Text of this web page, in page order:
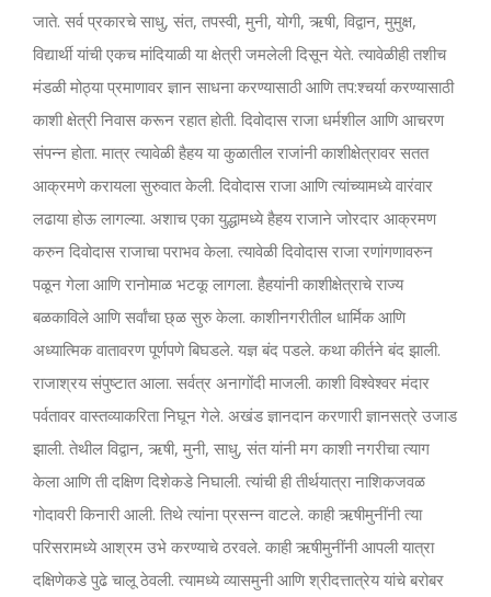
जाते. सर्व प्रकारचे साधु, संत, तपस्वी, मुनी, योगी, ऋषी, विद्वान, मुमुक्ष,
विद्यार्थी यांची एकच मांदियाळी या क्षेत्री जमलेली दिसून येते. त्यावेळीही तशीच
मंडळी मोठ्या प्रमाणावर ज्ञान साधना करण्यासाठी आणि तप:श्चर्या करण्यासाठी
काशी क्षेत्री निवास करून रहात होती. दिवोदास राजा धर्मशील आणि आचरण
संपन्न होता. मात्र त्यावेळी हैहय या कुळातील राजांनी काशीक्षेत्रावर सतत
आक्रमणे करायला सुरुवात केली. दिवोदास राजा आणि त्यांच्यामध्ये वारंवार
लढाया होऊ लागल्या. अशाच एका युद्धामध्ये हैहय राजाने जोरदार आक्रमण
करुन दिवोदास राजाचा पराभव केला. त्यावेळी दिवोदास राजा रणांगणावरुन
पळून गेला आणि रानोमाळ भटकू लागला. हैहयांनी काशीक्षेत्राचे राज्य
बळकाविले आणि सर्वांचा छ्ळ सुरु केला. काशीनगरीतील धार्मिक आणि
अध्यात्मिक वातावरण पूर्णपणे बिघडले. यज्ञ बंद पडले. कथा कीर्तने बंद झाली.
राजाश्रय संपुष्टात आला. सर्वत्र अनागोंदी माजली. काशी विश्वेश्वर मंदार
पर्वतावर वास्तव्याकरिता निघून गेले. अखंड ज्ञानदान करणारी ज्ञानसत्रे उजाड
झाली. तेथील विद्वान, ऋषी, मुनी, साधु, संत यांनी मग काशी नगरीचा त्याग
केला आणि ती दक्षिण दिशेकडे निघाली. त्यांची ही तीर्थयात्रा नाशिकजवळ
गोदावरी किनारी आली. तिथे त्यांना प्रसन्न वाटले. काही ऋषीमुनींनी त्या
परिसरामध्ये आश्रम उभे करण्याचे ठरवले. काही ऋषीमुनींनी आपली यात्रा
दक्षिणेकडे पुढे चालू ठेवली. त्यामध्ये व्यासमुनी आणि श्रीदत्तात्रेय यांचे बरोबर